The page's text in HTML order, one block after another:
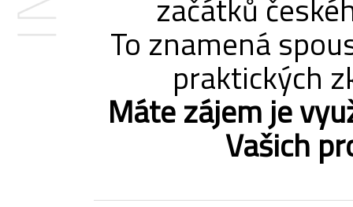
začátků
To znamená
praktických
Máte zájem je
Vašich